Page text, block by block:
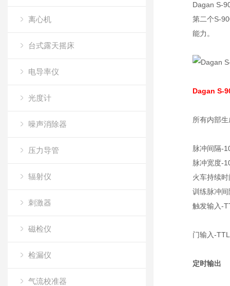
离心机
台式露天摇床
电导率仪
光度计
噪声消除器
压力导管
辐射仪
刺激器
磁检仪
检漏仪
气流校准器
Dagan S-
第二个S-
能力。
Dagan S-
所有内部
脉冲间隔-
脉冲宽度-
火车持续
训练脉冲
触发输入-
门输入-
定时输出